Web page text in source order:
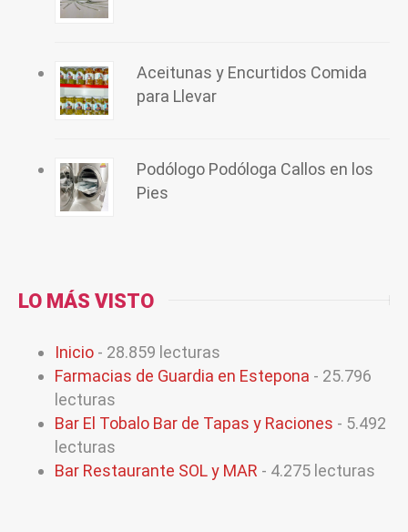
Aceitunas y Encurtidos Comida
para Llevar
Podólogo Podóloga Callos en los
Pies
LO MÁS VISTO
Inicio - 28.859 lecturas
Farmacias de Guardia en Estepona - 25.796
lecturas
Bar El Tobalo Bar de Tapas y Raciones - 5.492
lecturas
Bar Restaurante SOL y MAR - 4.275 lecturas